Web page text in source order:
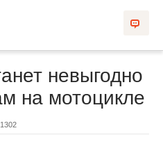
невыгодно
на мотоцикле
1302